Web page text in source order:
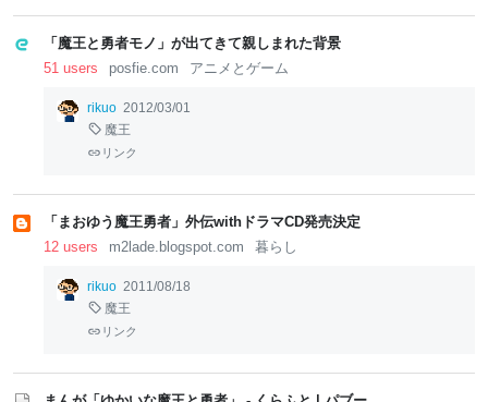
「魔王と勇者モノ」が出てきて親しまれた背景
51 users
posfie.com アニメとゲーム
rikuo 2012/03/01
魔王
リンク
「まおゆう魔王勇者」外伝withドラマCD発売決定
12 users
m2lade.blogspot.com 暮らし
rikuo 2011/08/18
魔王
リンク